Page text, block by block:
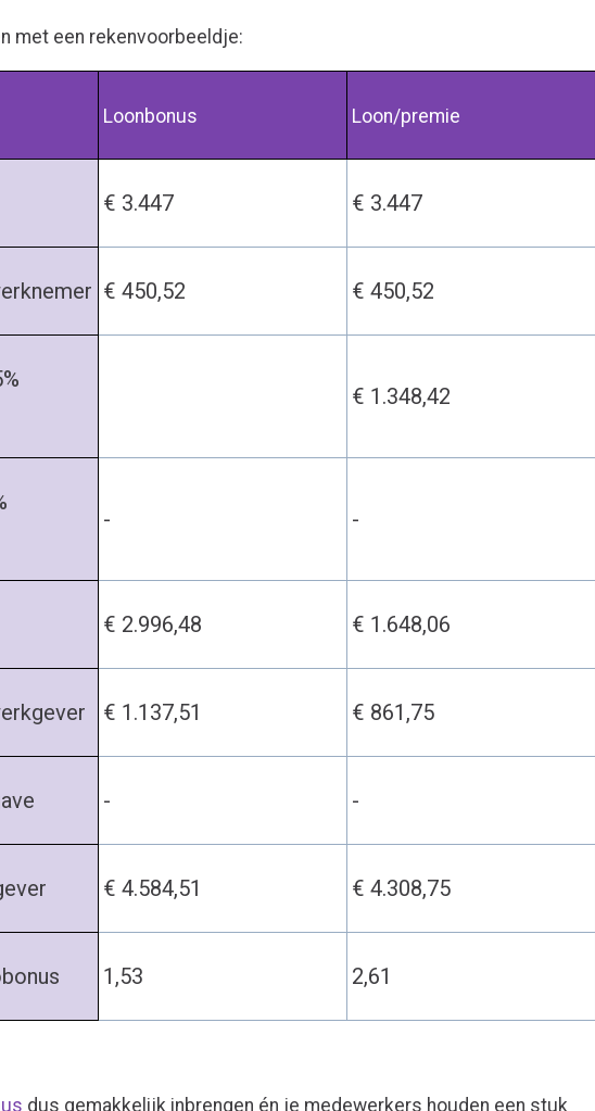
met een rekenvoorbeeldje:
Loonbonus Loon/premie
€ 3.447 € 3.447
€ 450,52 € 450,52
€ 1.348,42
- -
€ 2.996,48 € 1.648,06
€ 1.137,51 € 861,75
- -
€ 4.584,51 € 4.308,75
1,53 2,61
dus gemakkelijk inbrengen én je medewerkers houden een stuk